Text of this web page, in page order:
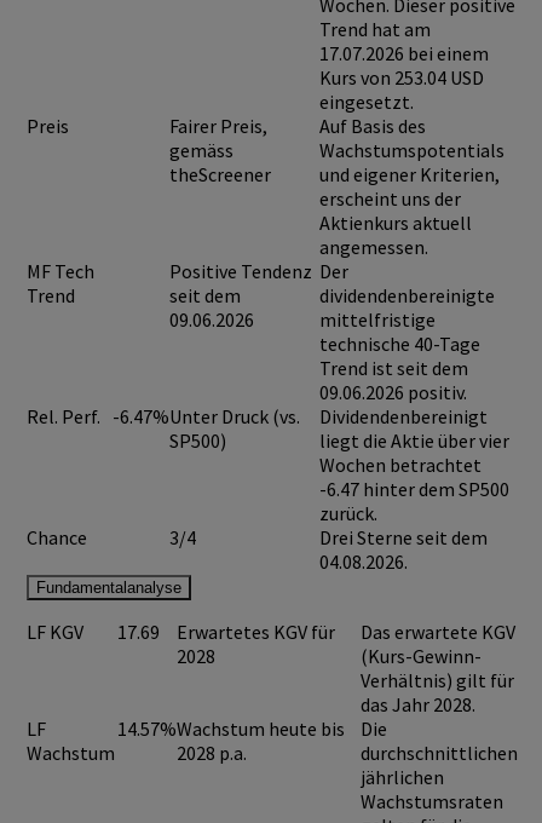
Wochen. Dieser positive
Trend hat am
17.07.2026 bei einem
Kurs von 253.04 USD
eingesetzt.
Preis
Fairer Preis,
gemäss
theScreener
Auf Basis des
Wachstumspotentials
und eigener Kriterien,
erscheint uns der
Aktienkurs aktuell
angemessen.
MF Tech
Trend
Positive Tendenz
seit dem
09.06.2026
Der
dividendenbereinigte
mittelfristige
technische 40-Tage
Trend ist seit dem
09.06.2026 positiv.
Rel. Perf. -6.47%Unter Druck (vs.
SP500)
Dividendenbereinigt
liegt die Aktie über vier
Wochen betrachtet
-6.47 hinter dem SP500
zurück.
Chance
3/4
Drei Sterne seit dem
04.08.2026.
Fundamentalanalyse
LF KGV 17.69
Erwartetes KGV für
2028
Das erwartete KGV
(Kurs-Gewinn-
Verhältnis) gilt für
das Jahr 2028.
LF
Wachstum
14.57%Wachstum heute bis
2028 p.a.
Die
durchschnittlichen
jährlichen
Wachstumsraten